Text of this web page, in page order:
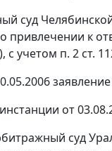
суд
привлечении к
с учетом п. 2 ст.
от
суд